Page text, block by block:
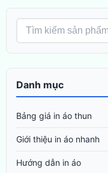
Danh mục
Bảng giá in áo thun
Giới thiệu in áo nhanh
Hướng dẫn in áo